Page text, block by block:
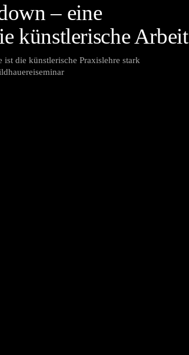
– eine
künstlerische Arbeit
die künstlerische Praxislehre stark